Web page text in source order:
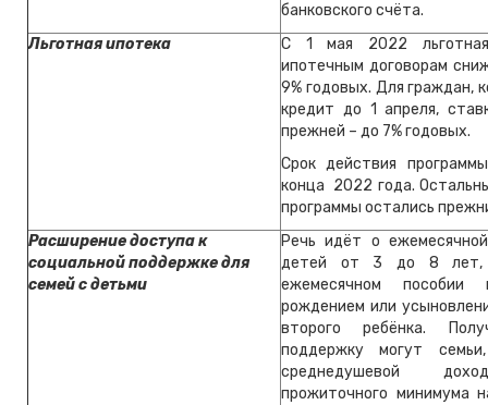
банковского счёта.
Льготная ипотека
С 1 мая 2022
ипотечным договорам
9% годовых. Для граждан,
кредит до 1 апреля,
прежней – до 7% годовых.
Срок действия
конца 2022 года.
программы остались
Расширение доступа к
социальной поддержке для
семей с детьми
Речь идёт о
детей от 3 до 8
ежемесячном
рождением или
второго ребёнка.
поддержку могут
среднедушевой
прожиточного минимума